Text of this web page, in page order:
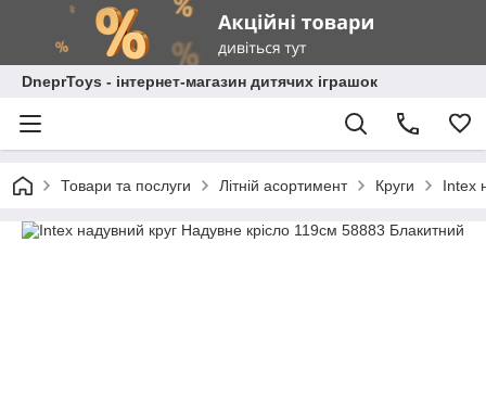
DneprToys - інтернет-магазин дитячих іграшок
Товари та послуги Літній асортимент Круги Intex